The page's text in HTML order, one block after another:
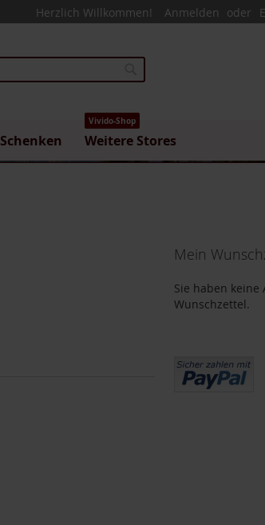
Herzlich Willkommen! Anmelden
Schenken Weitere Stores
Vivido-Shop
Mein
Sie haben
Wunschzettel.